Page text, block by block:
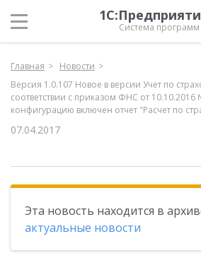
Система программ
Главная
Новости
Версия 1.0.107 Новое в версии Учет по
соответствии с приказом ФНС от
конфигурацию включен отчет "Расчет по
07.04.2017
Эта новость находится в
актуальные новости